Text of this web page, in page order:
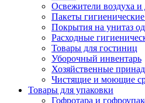
Освежители воздуха и
Пакеты
Покрытия на унитаз
Расходные
Товары для гостиниц
Уборочный инвентарь
Хозяйственные
Чистящие и моющие
Товары для упаковки
Гофротара и